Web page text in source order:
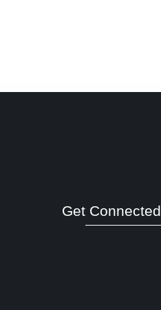
Get Connected